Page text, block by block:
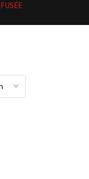
FUSÉE